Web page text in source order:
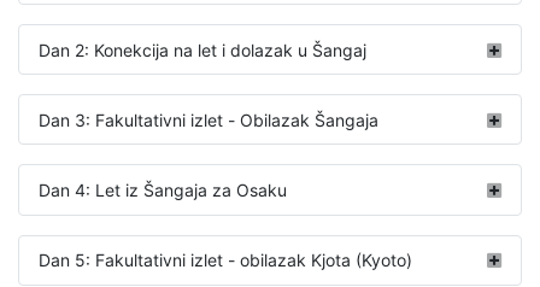
Dan 2: Konekcija na let i dolazak u Šangaj
Dan 3: Fakultativni izlet - Obilazak Šangaja
Dan 4: Let iz Šangaja za Osaku
Dan 5: Fakultativni izlet - obilazak Kjota (Kyoto)